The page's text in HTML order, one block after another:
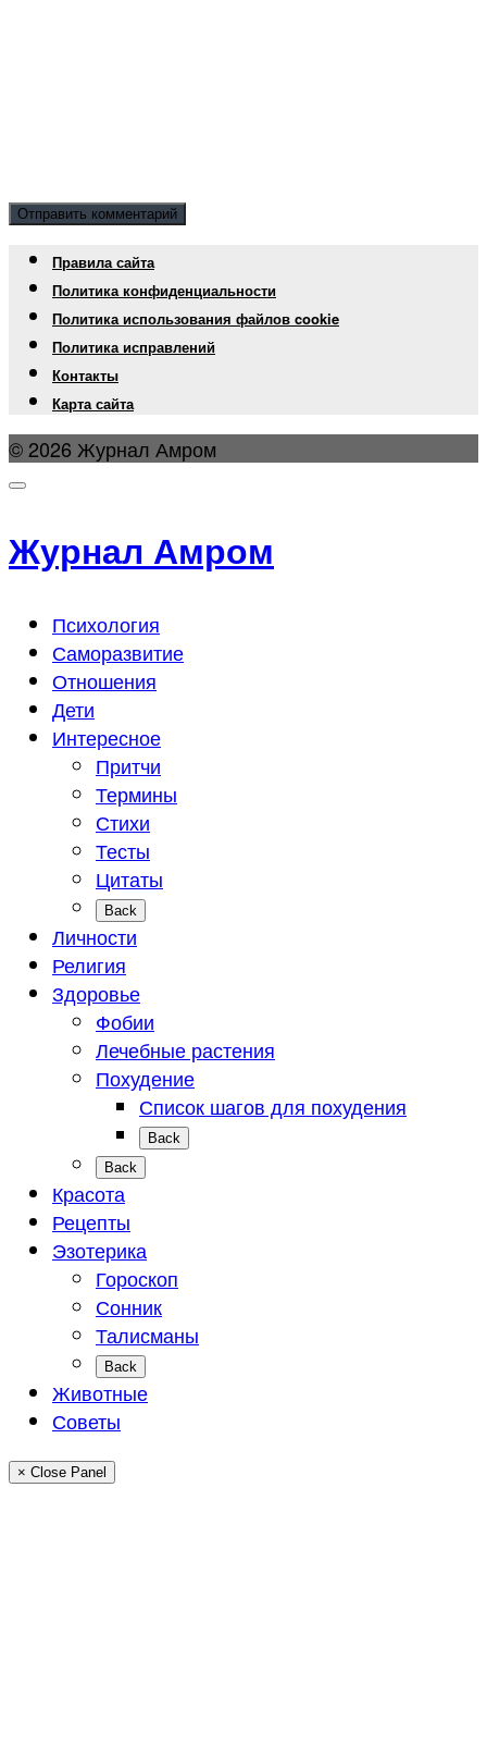
Правила сайта
Политика конфиденциальности
Политика использования файлов cookie
Политика исправлений
Контакты
Карта сайта
© 2026 Журнал Амром
Журнал Амром
Психология
Саморазвитие
Отношения
Дети
Интересное
Притчи
Термины
Стихи
Тесты
Цитаты
Back
Личности
Религия
Здоровье
Фобии
Лечебные растения
Похудение
Список шагов для похудения
Back
Back
Красота
Рецепты
Эзотерика
Гороскоп
Сонник
Талисманы
Back
Животные
Советы
× Close Panel